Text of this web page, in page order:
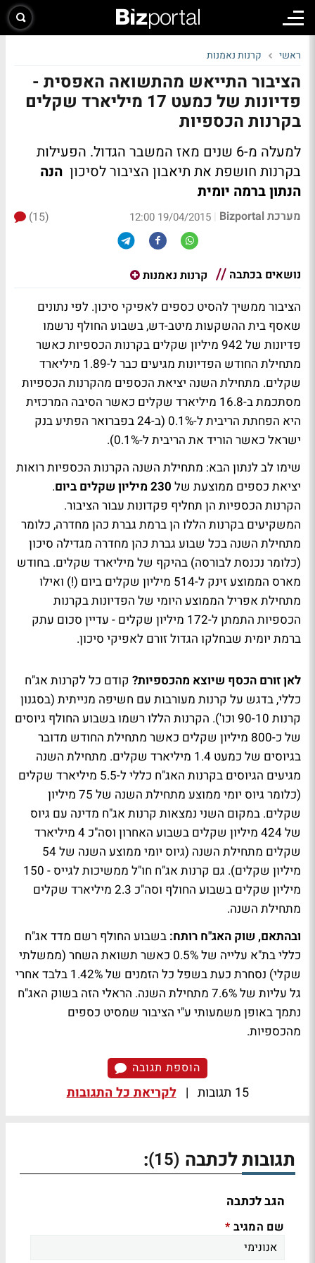
ראשי קרנות נאמנות
הציבור התייאש מהתשואה האפסית -
פדיונות של כמעט 17 מיליארד שקלים
בקרנות הכספיות
למעלה מ-6 שנים מאז המשבר הגדול. הפעילות
בקרנות חושפת את תיאבון הציבור לסיכון הנה
הנתון ברמה יומית
מערכת Bizportal |
19/04/2015 12:00
(15)
נושאים בכתבה קרנות נאמנות
הציבור ממשיך להסיט כספים לאפיקי סיכון. לפי נתונים
שאסף בית ההשקעות מיטב-דש, בשבוע החולף נרשמו
פדיונות של 942 מיליון שקלים בקרנות הכספיות כאשר
מתחילת החודש הפדיונות מגיעים כבר ל-1.89 מיליארד
שקלים. מתחילת השנה יציאת הכספים מהקרנות הכספיות
מסתכמת ב-16.8 מיליארד שקלים כאשר הסיבה המרכזית
היא הפחתת הריבית ל-0.1% (ב-24 בפברואר הפתיע בנק
ישראל כאשר הוריד את הריבית ל-0.1%).
שימו לב לנתון הבא: מתחילת השנה הקרנות הכספיות רואות
יציאת כספים ממוצעת של 230 מיליון שקלים ביום
.
הקרנות הכספיות הן תחליף פקדונות עבור הציבור.
המשקיעים בקרנות הללו הן ברמת גברת כהן מחדרה, כלומר
מתחילת השנה בכל שבוע גברת כהן מחדרה מגדילה סיכון
(כלומר נכנסת לבורסה) בהיקף של מיליארד שקלים. בחודש
מארס הממוצע זינק ל-514 מיליון שקלים ביום (!) ואילו
מתחילת אפריל הממוצע היומי של הפדיונות בקרנות
הכספיות התמתן ל-172 מיליון שקלים - עדיין סכום עתק
ברמת יומית שבחלקו הגדול זורם לאפיקי סיכון.
לאן זורם הכסף שיוצא מהכספיות? קודם כל לקרנות אג"ח
כללי, בדגש על קרנות מעורבות עם חשיפה מנייתית (בסגנון
קרנות 90-10 וכו'). הקרנות הללו רשמו בשבוע החולף גיוסים
של כ-800 מיליון שקלים כאשר מתחילת החודש מדובר
בגיוסים של כמעט 1.4 מיליארד שקלים. מתחילת השנה
מגיעים הגיוסים בקרנות האג"ח כללי ל-5.5 מיליארד שקלים
(כלומר גיוס יומי ממוצע מתחילת השנה של 75 מיליון
שקלים. במקום השני נמצאות קרנות אג"ח מדינה עם גיוס
של 424 מיליון שקלים בשבוע האחרון וסה"כ 4 מיליארד
שקלים מתחילת השנה (גיוס יומי ממוצע השנה של 54
מיליון שקלים). גם קרנות אג"ח חו"ל ממשיכות לגייס - 150
מיליון שקלים בשבוע החולף וסה"כ 2.3 מיליארד שקלים
מתחילת השנה.
ובהתאם, שוק האג"ח רותח: בשבוע החולף רשם מדד אג"ח
כללי בת"א עלייה של 0.5% כאשר תשואת השחר (ממשלתי
שקלי) נסחרת כעת בשפל כל הזמנים של 1.42% בלבד אחרי
גל עליות של 7.6% מתחילת השנה. הראלי הזה בשוק האג"ח
נתמך באופן משמעותי ע"י הציבור שמסיט כספים
מהכספיות.
הוספת תגובה
15 תגובות | לקריאת כל התגובות
תגובות לכתבה (15)
:
הגב לכתבה
שם המגיב *